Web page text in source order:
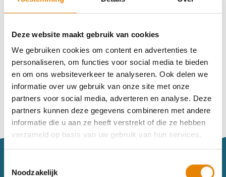
Deze website maakt gebruik van cookies
We gebruiken cookies om content en advertenties te
personaliseren, om functies voor social media te bieden
en om ons websiteverkeer te analyseren. Ook delen we
informatie over uw gebruik van onze site met onze
partners voor social media, adverteren en analyse. Deze
partners kunnen deze gegevens combineren met andere
informatie die u aan ze heeft verstrekt of die ze hebben
verzameld op basis van uw gebruik van hun services.
Noodzakelijk
Heb je nog geen account?
Maak dan een nieuw account aan
Maak een nieuw account aan
Vind je je weg niet goed in het wandeldagboek?
Raadpleeg dan hier de handleiding.